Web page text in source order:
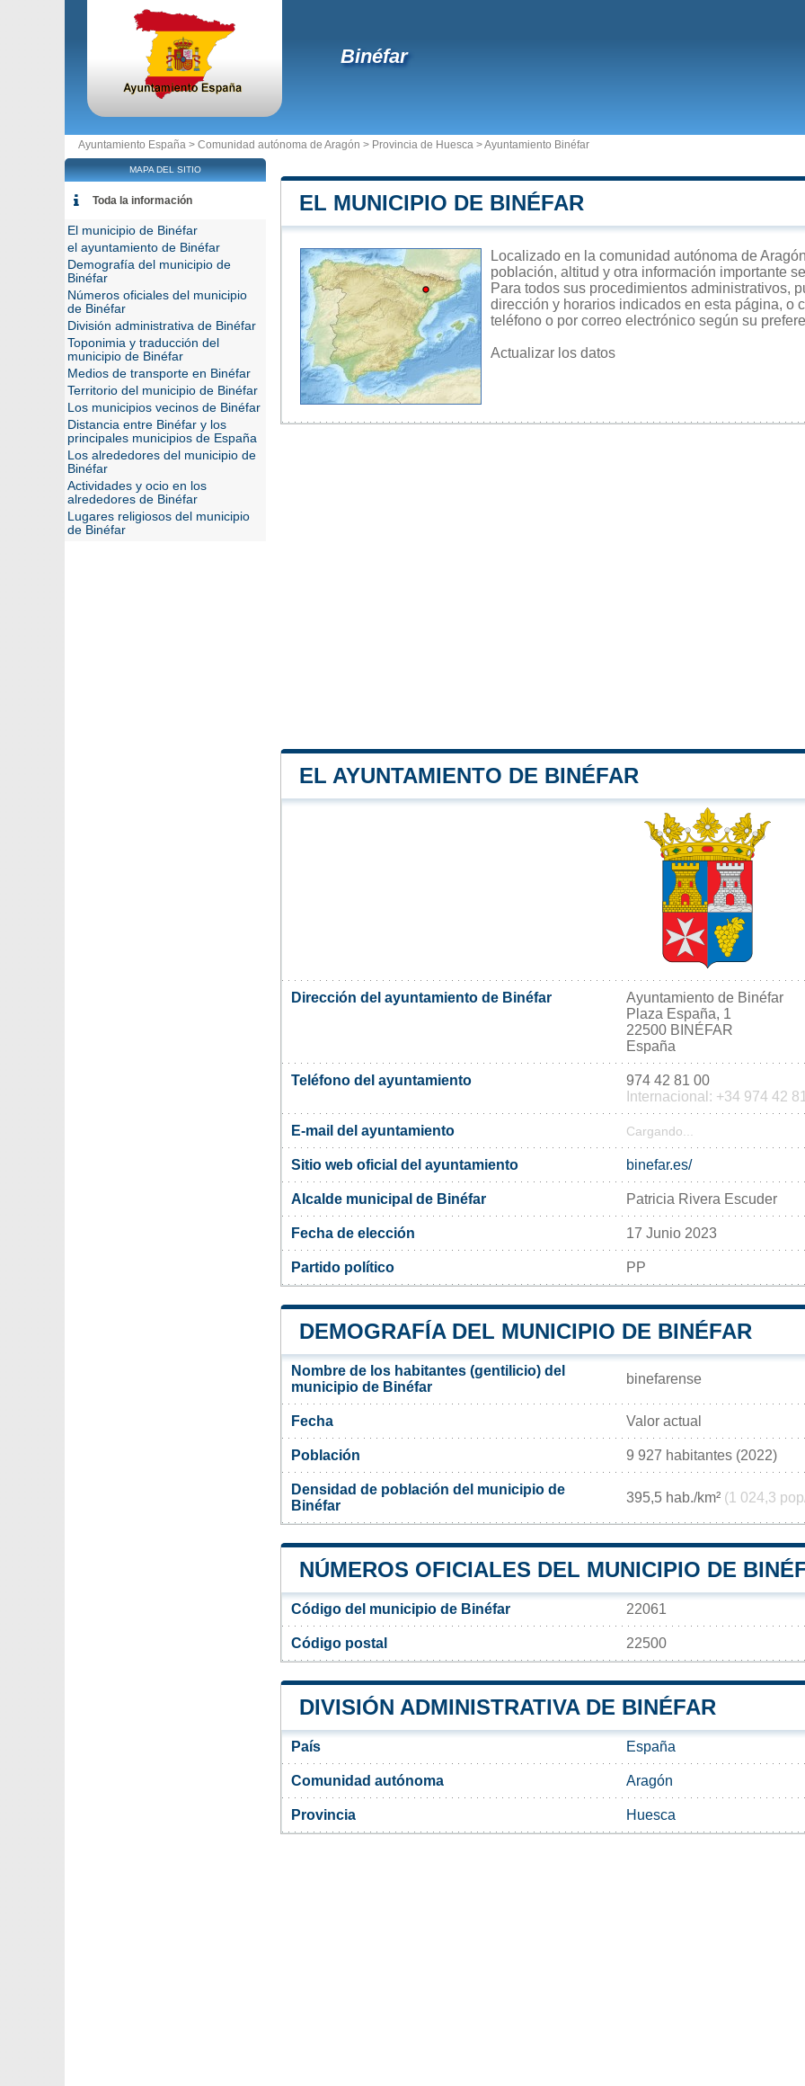
Binéfar
Ayuntamiento España > Comunidad autónoma de Aragón > Provincia de Huesca >Ayuntamiento Binéfar
EL MUNICIPIO DE BINÉFAR
Localizado en la comunidad autónoma de
población, altitud y otra información importante
Para todos sus procedimientos administrativos,
dirección y horarios indicados en esta página, o
teléfono o por correo electrónico según su
Actualizar los datos
EL AYUNTAMIENTO DE BINÉFAR
Dirección del ayuntamiento de Binéfar
Ayuntamiento de Binéfar
Plaza España, 1
22500 BINÉFAR
España
Teléfono del ayuntamiento
974 42 81 00
Internacional: +34 974 42
E-mail del ayuntamiento Cargando...
Sitio web oficial del ayuntamiento binefar.es/
Alcalde municipal de Binéfar Patricia Rivera Escuder
Fecha de elección 17 Junio 2023
Partido político PP
DEMOGRAFÍA DEL MUNICIPIO DE BINÉFAR
Nombre de los habitantes (gentilicio) del
municipio de Binéfar
binefarense
Fecha Valor actual
Población 9 927 habitantes (2022)
Densidad de población del municipio de
Binéfar
395,5 hab./km² (1 024,3
NÚMEROS OFICIALES DEL MUNICIPIO DE
Código del municipio de Binéfar 22061
Código postal 22500
DIVISIÓN ADMINISTRATIVA DE BINÉFAR
País España
Comunidad autónoma Aragón
Provincia Huesca
MAPA DEL SITIO
Toda la información
El municipio de Binéfar
el ayuntamiento de Binéfar
Demografía del municipio de
Binéfar
Números oficiales del municipio
de Binéfar
División administrativa de Binéfar
Toponimia y traducción del
municipio de Binéfar
Medios de transporte en Binéfar
Territorio del municipio de Binéfar
Los municipios vecinos de Binéfar
Distancia entre Binéfar y los
principales municipios de España
Los alrededores del municipio de
Binéfar
Actividades y ocio en los
alrededores de Binéfar
Lugares religiosos del municipio
de Binéfar